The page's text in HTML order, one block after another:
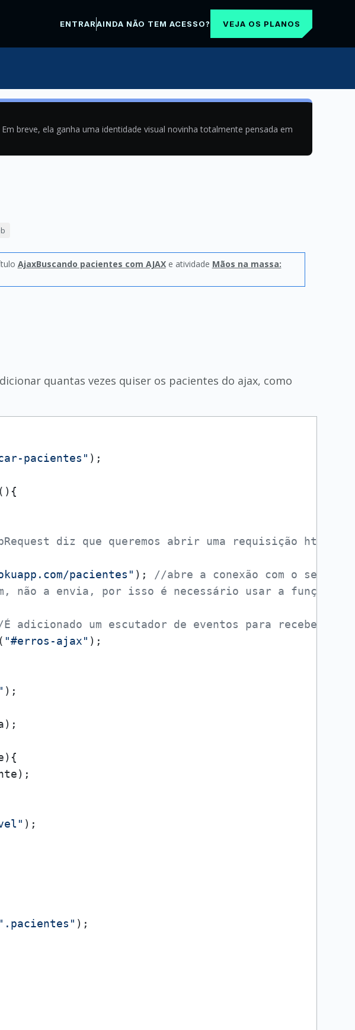
ENTRARAINDA NÃO TEM ACESSO? VEJA OS PLANOS
breve, ela ganha uma identidade visual novinha totalmente pensada em
AjaxBuscando pacientes com AJAXe atividade Mãos na massa:
quantas vezes quiser os pacientes do ajax, como
pacientes" );
( ){
diz que queremos abrir uma requisição http;
pacientes" );
//abre a conexão com o
não a envia, por isso é necessário usar a função
adicionado um escutador de eventos para receber
"#erros-ajax" );
);
){
);
".pacientes" );